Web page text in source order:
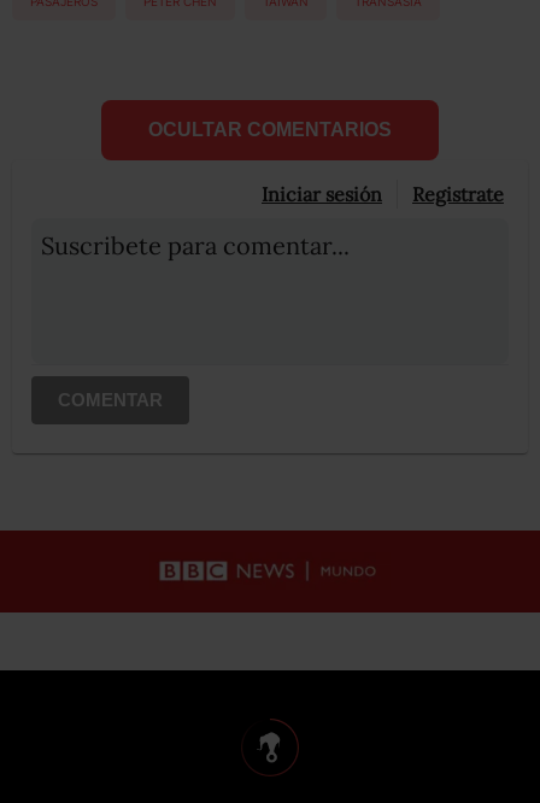
OCULTAR COMENTARIOS
Iniciar sesión Registrate
Suscribete para comentar...
COMENTAR